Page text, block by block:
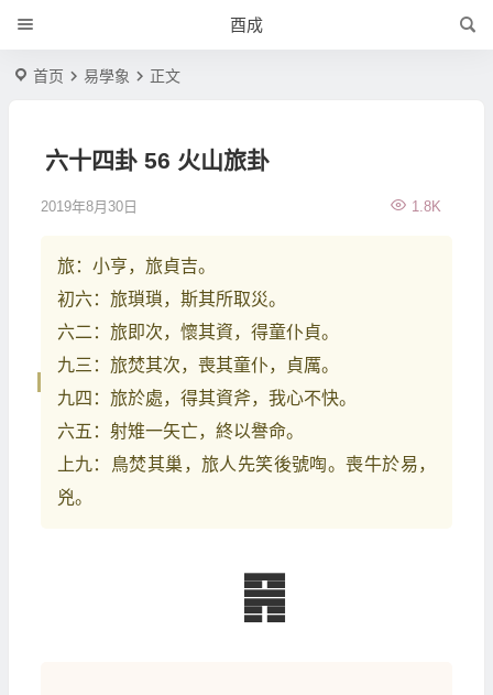
酉成
首页 易學象 正文
六十四卦 56 火山旅卦
2019年8月30日 1.8K
旅：小亨，旅貞吉。
初六：旅瑣瑣，斯其所取災。
六二：旅即次，懷其資，得童仆貞。
九三：旅焚其次，喪其童仆，貞厲。
九四：旅於處，得其資斧，我心不快。
六五：射雉一矢亡，終以譽命。
上九：鳥焚其巢，旅人先笑後號啕。喪牛於易，
兇。
䷷